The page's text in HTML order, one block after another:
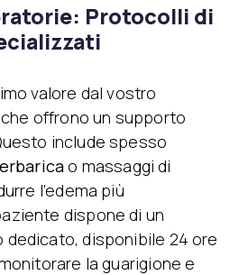
Protocolli di
valore dal vostro
offrono un supporto
include spesso
o massaggi di
l’edema più
dispone di un
disponibile 24 ore
la guarigione e